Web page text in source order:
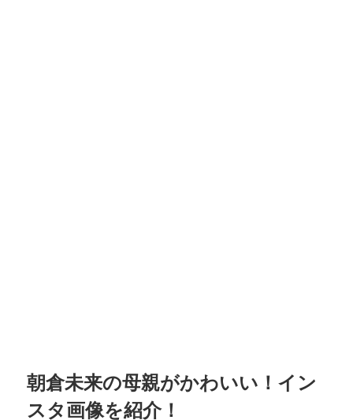
朝倉未来の母親がかわいい！イン
スタ画像を紹介！